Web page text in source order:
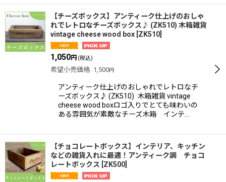
【チーズボックス】アンティーク仕上げのおしゃ
れでレトロなチーズボックス♪ (ZK510) 木箱雑貨
vintage cheese wood box ZK510
1,050円 (税込)
希望小売価格: 1,500円
アンティーク仕上げのおしゃれでレトロなチ
ーズボックス♪ (ZK510) 木箱雑貨 vintage
cheese wood boxロゴ入りでとても味わいの
ある雰囲気が素敵なチーズ木箱 インテ…
【チョコレートボックス】インテリア、キッチン
などの雑貨入れに最適！アンティーク調 チョコ
レートボックス ZK500